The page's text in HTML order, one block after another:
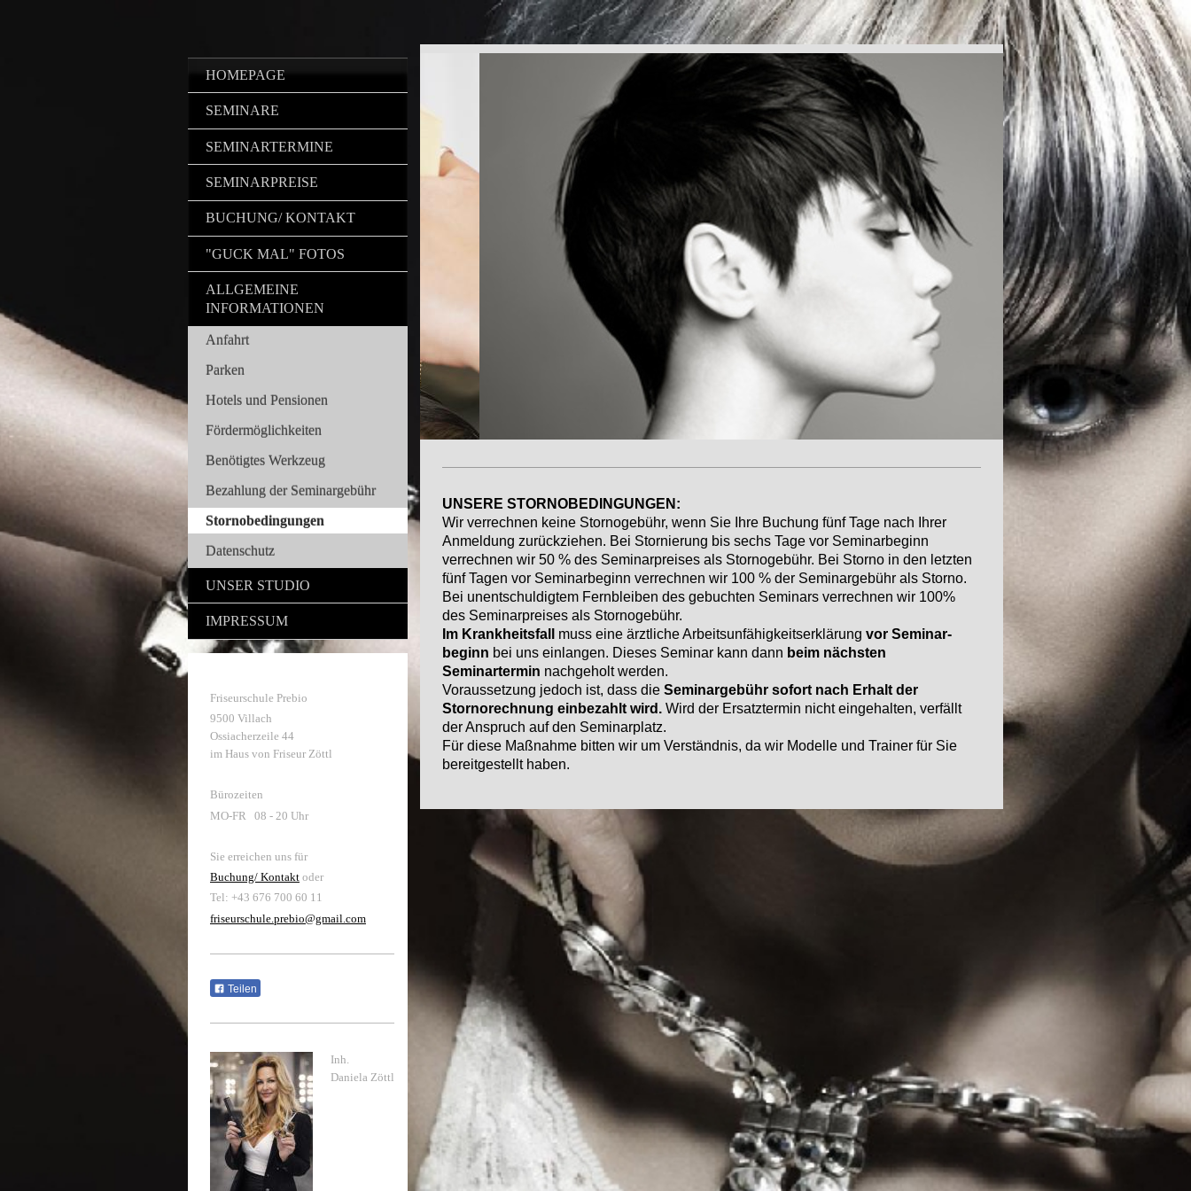
UNSERE STORNOBEDINGUNGEN:
Wir verrechnen keine Stornogebühr, wenn Sie Ihre Buchung fünf Tage nach Ihrer
Anmeldung zurückziehen. Bei Stornierung bis sechs Tage vor Seminarbeginn
verrechnen wir 50 % des Seminarpreises als Stornogebühr. Bei Storno in den letzten
fünf Tagen vor Seminarbeginn verrechnen wir 100 % der Seminargebühr als Storno.
Bei unentschuldigtem Fernbleiben des gebuchten Seminars verrechnen wir 100%
des Seminarpreises als Stornogebühr.
Im Krankheitsfall
muss eine ärztliche Arbeitsunfähigkeitserklärungvor Seminar-
beginn bei uns einlangen. Dieses Seminar kann dann beim nächsten
Seminartermin nachgeholt werden.
Voraussetzung jedoch ist, dass dieSeminargebühr sofort nach Erhalt der
Stornorechnung einbezahlt wird.Wird der Ersatztermin nicht eingehalten, verfällt
der Anspruch auf den Seminarplatz.
Für diese Maßnahme bitten wir um Verständnis, da wir Modelle und Trainer für Sie
bereitgestellt haben.
HOMEPAGE
SEMINARE
SEMINARTERMINE
SEMINARPREISE
BUCHUNG/ KONTAKT
"GUCK MAL" FOTOS
ALLGEMEINE
INFORMATIONEN
Anfahrt
Parken
Hotels und Pensionen
Fördermöglichkeiten
Benötigtes Werkzeug
Bezahlung der Seminargebühr
Stornobedingungen
Datenschutz
UNSER STUDIO
IMPRESSUM
Friseurschule Prebio
9500 Villach
Ossiacherzeile 44
im Haus von Friseur Zöttl
Bürozeiten
MO-FR 08 - 20 Uhr
Sie erreichen uns für
Buchung/ Kontakt oder
Tel: +43 676 700 60 11
friseurschule.prebio@gmail.com
Teilen
Inh.
Daniela Zöttl